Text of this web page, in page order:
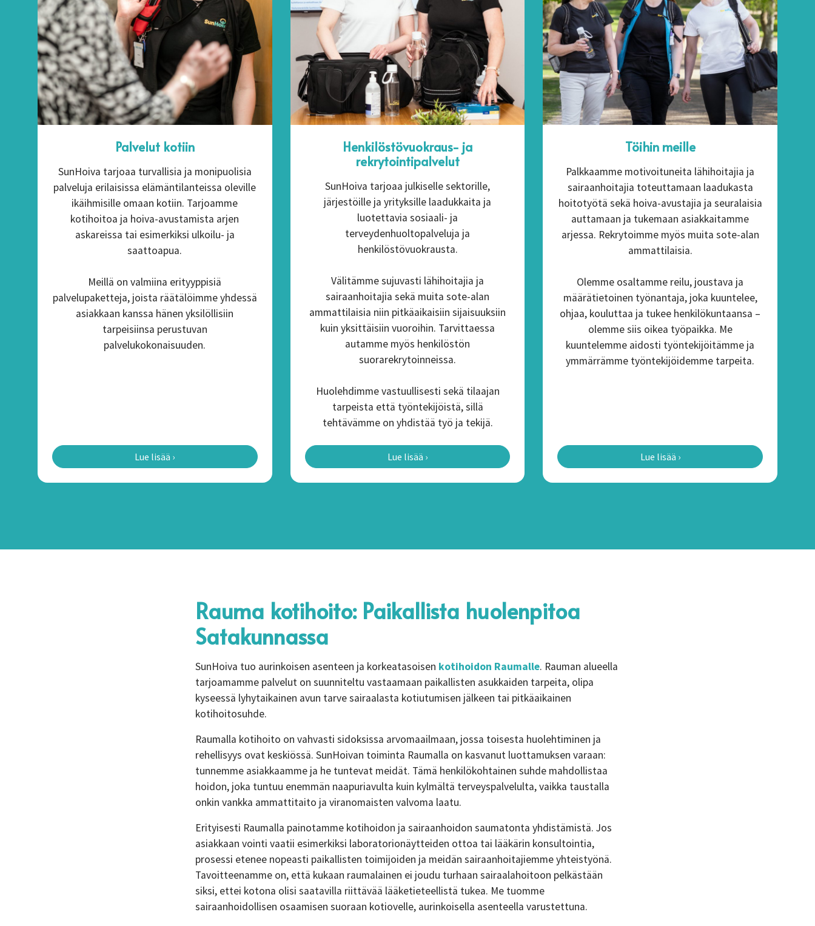
Palvelut kotiin
SunHoiva tarjoaa turvallisia ja monipuolisia
palveluja erilaisissa elämäntilanteissa oleville
ikäihmisille omaan kotiin. Tarjoamme
kotihoitoa ja hoiva-avustamista arjen
askareissa tai esimerkiksi ulkoilu- ja
saattoapua.
Meillä on valmiina erityyppisiä
palvelupaketteja, joista räätälöimme yhdessä
asiakkaan kanssa hänen yksilöllisiin
tarpeisiinsa perustuvan
palvelukokonaisuuden.
Lue lisää ›
Henkilöstövuokraus- ja
rekrytointipalvelut
SunHoiva tarjoaa julkiselle sektorille,
järjestöille ja yrityksille laadukkaita ja
luotettavia sosiaali- ja
terveydenhuoltopalveluja ja
henkilöstövuokrausta.
Välitämme sujuvasti lähihoitajia ja
sairaanhoitajia sekä muita sote-alan
ammattilaisia niin pitkäaikaisiin sijaisuuksiin
kuin yksittäisiin vuoroihin. Tarvittaessa
autamme myös henkilöstön
suorarekrytoinneissa.
Huolehdimme vastuullisesti sekä tilaajan
tarpeista että työntekijöistä, sillä
tehtävämme on yhdistää työ ja tekijä.
Lue lisää ›
Töihin meille
Palkkaamme motivoituneita lähihoitajia ja
sairaanhoitajia toteuttamaan laadukasta
hoitotyötä sekä hoiva-avustajia ja seuralaisia
auttamaan ja tukemaan asiakkaitamme
arjessa. Rekrytoimme myös muita sote-alan
ammattilaisia.
Olemme osaltamme reilu, joustava ja
määrätietoinen työnantaja, joka kuuntelee,
ohjaa, kouluttaa ja tukee henkilökuntaansa –
olemme siis oikea työpaikka. Me
kuuntelemme aidosti työntekijöitämme ja
ymmärrämme työntekijöidemme tarpeita.
Lue lisää ›
Rauma kotihoito: Paikallista huolenpitoa
Satakunnassa
SunHoiva tuo aurinkoisen asenteen ja korkeatasoisen kotihoidon Raumalle. Rauman alueella
tarjoamamme palvelut on suunniteltu vastaamaan paikallisten asukkaiden tarpeita, olipa
kyseessä lyhytaikainen avun tarve sairaalasta kotiutumisen jälkeen tai pitkäaikainen
kotihoitosuhde.
Raumalla kotihoito on vahvasti sidoksissa arvomaailmaan, jossa toisesta huolehtiminen ja
rehellisyys ovat keskiössä. SunHoivan toiminta Raumalla on kasvanut luottamuksen varaan:
tunnemme asiakkaamme ja he tuntevat meidät. Tämä henkilökohtainen suhde mahdollistaa
hoidon, joka tuntuu enemmän naapuriavulta kuin kylmältä terveyspalvelulta, vaikka taustalla
onkin vankka ammattitaito ja viranomaisten valvoma laatu.
Erityisesti Raumalla painotamme kotihoidon ja sairaanhoidon saumatonta yhdistämistä. Jos
asiakkaan vointi vaatii esimerkiksi laboratorionäytteiden ottoa tai lääkärin konsultointia,
prosessi etenee nopeasti paikallisten toimijoiden ja meidän sairaanhoitajiemme yhteistyönä.
Tavoitteenamme on, että kukaan raumalainen ei joudu turhaan sairaalahoitoon pelkästään
siksi, ettei kotona olisi saatavilla riittävää lääketieteellistä tukea. Me tuomme
sairaanhoidollisen osaamisen suoraan kotiovelle, aurinkoisella asenteella varustettuna.